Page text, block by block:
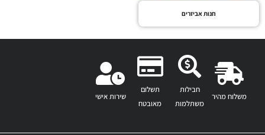
חנות אביזרים
משלוח מהיר
חבילות
משתלמות
תשלום
מאובטח
שירות אישי